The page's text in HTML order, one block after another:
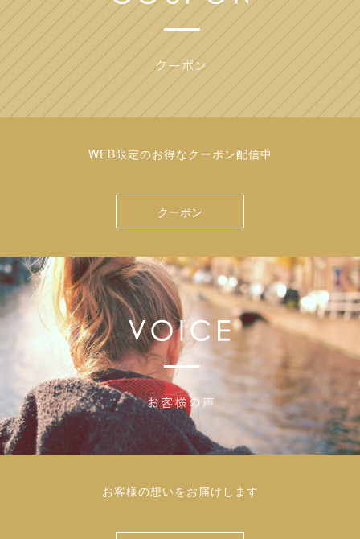
WEB限定のお得なクーポン配信中
クーポン
お客様の想いをお届けします